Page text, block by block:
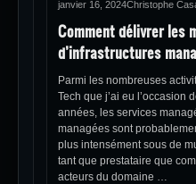
janvier 16, 2024Christophe
Comment délivrer les
d’infrastructures
Parmi les nombreuses
Tech que j’ai eu l’occasion
années, les services
managées sont
plus intensément sous de
tant que prestataire que
acteurs du domaine …